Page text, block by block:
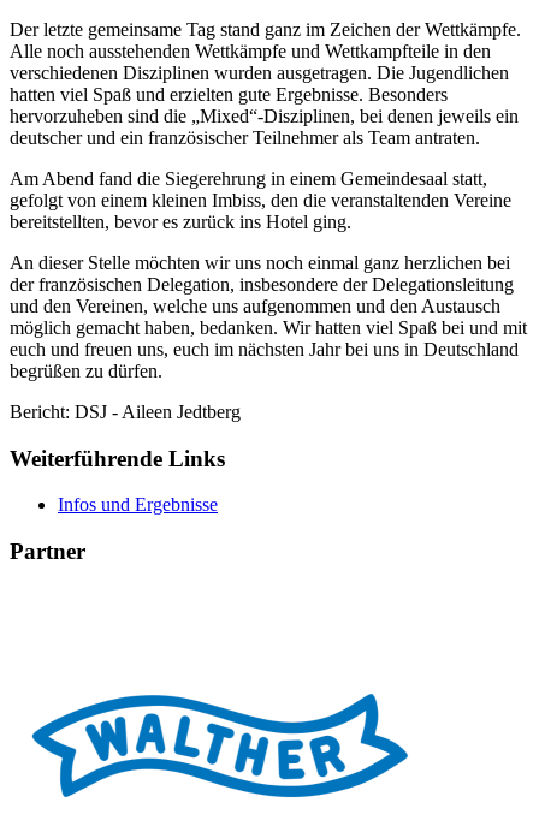
Der letzte gemeinsame Tag stand ganz im Zeichen der Wettkämpfe.
Alle noch ausstehenden Wettkämpfe und Wettkampfteile in den
verschiedenen Disziplinen wurden ausgetragen. Die Jugendlichen
hatten viel Spaß und erzielten gute Ergebnisse. Besonders
hervorzuheben sind die „Mixed“-Disziplinen, bei denen jeweils ein
deutscher und ein französischer Teilnehmer als Team antraten.
Am Abend fand die Siegerehrung in einem Gemeindesaal statt,
gefolgt von einem kleinen Imbiss, den die veranstaltenden Vereine
bereitstellten, bevor es zurück ins Hotel ging.
An dieser Stelle möchten wir uns noch einmal ganz herzlichen bei
der französischen Delegation, insbesondere der Delegationsleitung
und den Vereinen, welche uns aufgenommen und den Austausch
möglich gemacht haben, bedanken. Wir hatten viel Spaß bei und mit
euch und freuen uns, euch im nächsten Jahr bei uns in Deutschland
begrüßen zu dürfen.
Bericht: DSJ - Aileen Jedtberg
Weiterführende Links
Infos und Ergebnisse
Partner